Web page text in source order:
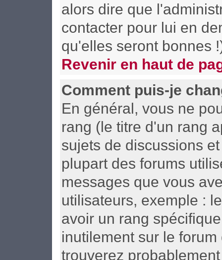
alors dire que
contacter pour lui en
qu'elles seront bonnes
Revenir en haut de
Comment puis-je
En général, vous ne
rang (le titre d'un rang
sujets de discussions
plupart des forums
messages que vous
utilisateurs, exemple :
avoir un rang
inutilement sur le
trouverez